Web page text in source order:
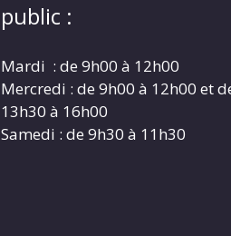
public :
Mardi : de 9h00 à 12h00
Mercredi : de 9h00 à 12h00 et
13h30 à 16h00
Samedi : de 9h30 à 11h30